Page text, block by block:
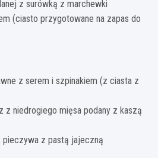
z surówką z marchewki
(ciasto przygotowane na zapas do
z serem i szpinakiem (z ciasta z
z niedrogiego mięsa podany z kaszą
pieczywa z pastą jajeczną